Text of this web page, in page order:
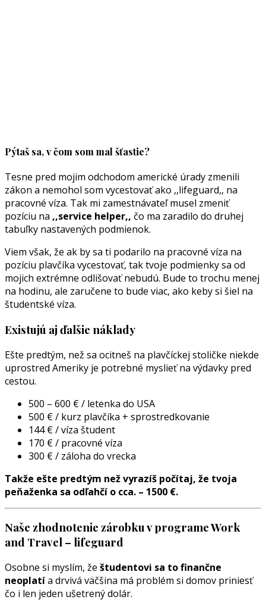
Pýtaš sa, v čom som mal šťastie?
Tesne pred mojim odchodom americké úrady zmenili
zákon a nemohol som vycestovať ako ,,lifeguard,, na
pracovné víza. Tak mi zamestnávateľ musel zmeniť
pozíciu na ,,service helper,, čo ma zaradilo do druhej
tabuľky nastavených podmienok.
Viem však, že ak by sa ti podarilo na pracovné víza na
pozíciu plavčíka vycestovať, tak tvoje podmienky sa od
mojich extrémne odlišovať nebudú. Bude to trochu menej
na hodinu, ale zaručene to bude viac, ako keby si šiel na
študentské víza.
Existujú aj ďalšie náklady
Ešte predtým, než sa ocitneš na plavčíckej stoličke niekde
uprostred Ameriky je potrebné myslieť na výdavky pred
cestou.
500 – 600 € / letenka do USA
500 € / kurz plavčíka + sprostredkovanie
144 € / víza študent
170 € / pracovné víza
300 € / záloha do vrecka
Takže ešte predtým než vyrazíš počítaj, že tvoja
peňaženka sa odľahčí o cca. – 1500 €.
Naše zhodnotenie zárobku v programe Work
and Travel – lifeguard
Osobne si myslím, že študentovi sa to finančne
neoplatía drvivá väčšina má problém si domov priniesť
čo i len jeden ušetrený dolár.